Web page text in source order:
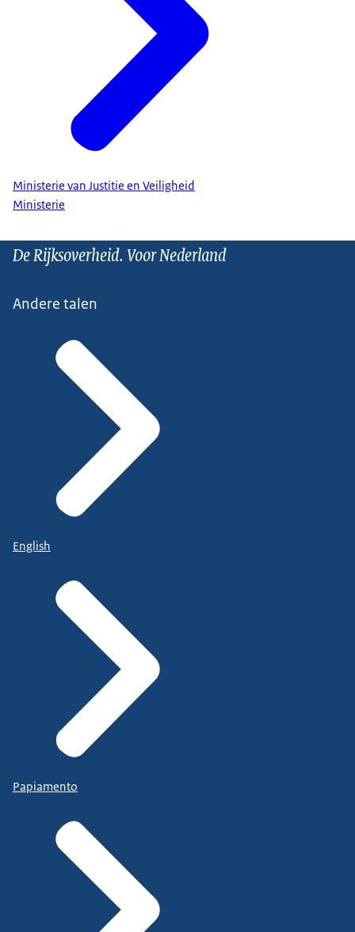
Ministerie van Justitie en Veiligheid
Ministerie
De Rijksoverheid. Voor Nederland
Andere talen
English
Papiamento